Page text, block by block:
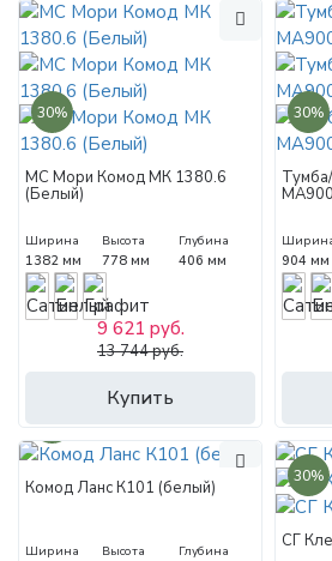
30%
МС Мори Комод МК 1380.6
(Белый)
Ширина
1382 мм
Высота
778 мм
Глубина
406 мм
Купить
9 621 руб.
13 744 руб.
30%
904 мм
Комод Ланс К101 (белый)
Ширина Высота Глубина
30%
СГ